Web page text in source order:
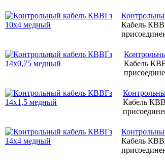
Кабель
Кабель
Кабель
Кабель